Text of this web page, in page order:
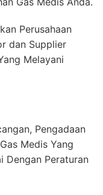
Perusahaan
dan Supplier
Melayani
Pengadaan
Medis Yang
Dengan Peraturan